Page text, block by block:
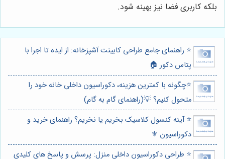
بلکه کاربری فضا نیز بهینه شود.
⭐️ راهنمای جامع طراحی کابینت آشپزخانه: از ایده تا اجرا با
پتاس دکور 🏠
⭐️چگونه با کمترین هزینه، دکوراسیون داخلی خانه خود را
متحول کنیم؟ 💡(راهنمای گام به گام)
⭐️ آینه کنسول کلاسیک بخریم یا نخریم؟ راهنمای خرید و
دکوراسیون ⚜️
⭐️ طراحی دکوراسیون داخلی منزل: پرسش و پاسخ های کلیدی